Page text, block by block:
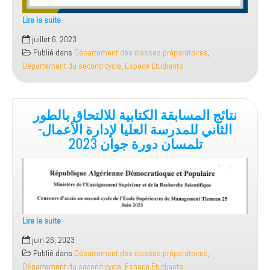
Lire la suite
إعلان
juillet 6, 2023
Publié dans Département des classes préparatoires,
Département du second cycle, Espace Etudiants
نتائج المسابقة الكتابية للالتحاق بالطور
الثاني للمدرسة العليا لإدارة الأعمال-
تلمسان دورة جوان 2023
Lire la suite
نتائج
المسابقة
الكتابية
juin 26, 2023
Publié dans Département des classes préparatoires,
Département du second cycle, Espace Etudiants